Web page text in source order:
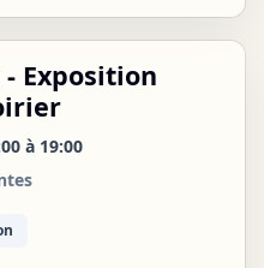
- Exposition
à 19:00